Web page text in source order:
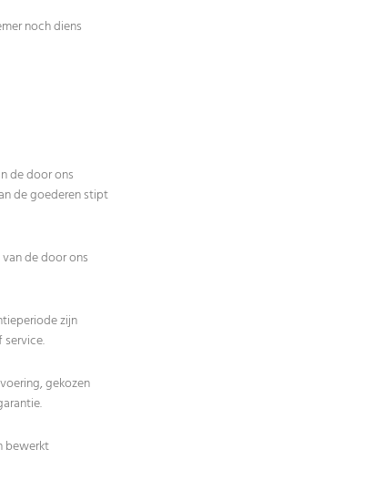
noch diens
de door ons
de goederen stipt
de door ons
zijn
gekozen
bewerkt